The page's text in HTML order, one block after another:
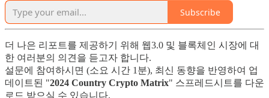
Subscribe
더 나은 리포트를 제공하기 위해 웹3.0 및 블록체인 시장에 대
한 여러분의 의견을 듣고자 합니다.
설문에 참여하시면 (소요 시간 1분), 최신 동향을 반영하여 업
데이트된 "2024 Country Crypto Matrix" 스프레드시트를 다운
로드 받으실 수 있습니다.